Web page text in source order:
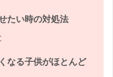
たい時の対処法
なる子供がほとんど